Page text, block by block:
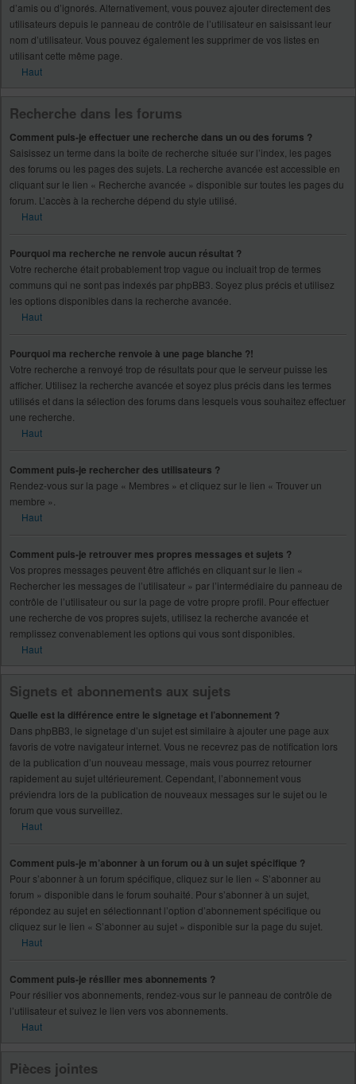
d’amis ou d’ignorés. Alternativement, vous pouvez ajouter directement des
utilisateurs depuis le panneau de contrôle de l’utilisateur en saisissant leur
nom d’utilisateur. Vous pouvez également les supprimer de vos listes en
utilisant cette même page.
Haut
Recherche dans les forums
Comment puis-je effectuer une recherche dans un ou des forums ?
Saisissez un terme dans la boîte de recherche située sur l’index, les pages
des forums ou les pages des sujets. La recherche avancée est accessible en
cliquant sur le lien « Recherche avancée » disponible sur toutes les pages du
forum. L’accès à la recherche dépend du style utilisé.
Haut
Pourquoi ma recherche ne renvoie aucun résultat ?
Votre recherche était probablement trop vague ou incluait trop de termes
communs qui ne sont pas indexés par phpBB3. Soyez plus précis et utilisez
les options disponibles dans la recherche avancée.
Haut
Pourquoi ma recherche renvoie à une page blanche ?!
Votre recherche a renvoyé trop de résultats pour que le serveur puisse les
afficher. Utilisez la recherche avancée et soyez plus précis dans les termes
utilisés et dans la sélection des forums dans lesquels vous souhaitez effectuer
une recherche.
Haut
Comment puis-je rechercher des utilisateurs ?
Rendez-vous sur la page « Membres » et cliquez sur le lien « Trouver un
membre ».
Haut
Comment puis-je retrouver mes propres messages et sujets ?
Vos propres messages peuvent être affichés en cliquant sur le lien «
Rechercher les messages de l’utilisateur » par l’intermédiaire du panneau de
contrôle de l’utilisateur ou sur la page de votre propre profil. Pour effectuer
une recherche de vos propres sujets, utilisez la recherche avancée et
remplissez convenablement les options qui vous sont disponibles.
Haut
Signets et abonnements aux sujets
Quelle est la différence entre le signetage et l’abonnement ?
Dans phpBB3, le signetage d’un sujet est similaire à ajouter une page aux
favoris de votre navigateur internet. Vous ne recevrez pas de notification lors
de la publication d’un nouveau message, mais vous pourrez retourner
rapidement au sujet ultérieurement. Cependant, l’abonnement vous
préviendra lors de la publication de nouveaux messages sur le sujet ou le
forum que vous surveillez.
Haut
Comment puis-je m’abonner à un forum ou à un sujet spécifique ?
Pour s’abonner à un forum spécifique, cliquez sur le lien « S’abonner au
forum » disponible dans le forum souhaité. Pour s’abonner à un sujet,
répondez au sujet en sélectionnant l’option d’abonnement spécifique ou
cliquez sur le lien « S’abonner au sujet » disponible sur la page du sujet.
Haut
Comment puis-je résilier mes abonnements ?
Pour résilier vos abonnements, rendez-vous sur le panneau de contrôle de
l’utilisateur et suivez le lien vers vos abonnements.
Haut
Pièces jointes